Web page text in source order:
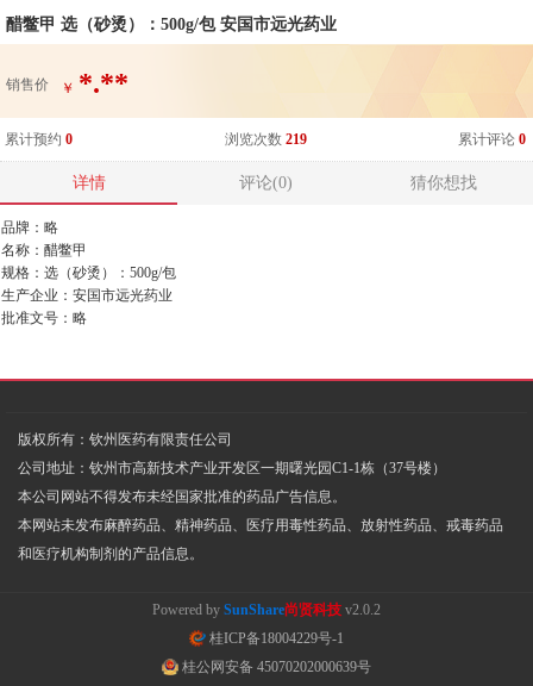
醋鳖甲 选（砂烫）：500g/包 安国市远光药业
销售价 ￥ *.**
累计预约 0 浏览次数 219 累计评论 0
详情 评论(0) 猜你想找
品牌：略
名称：醋鳖甲
规格：选（砂烫）：500g/包
生产企业：安国市远光药业
批准文号：略
版权所有：钦州医药有限责任公司
公司地址：钦州市高新技术产业开发区一期曙光园C1-1栋（37号楼）
本公司网站不得发布未经国家批准的药品广告信息。
本网站未发布麻醉药品、精神药品、医疗用毒性药品、放射性药品、戒毒药品
和医疗机构制剂的产品信息。
Powered by SunShare尚贤科技 v2.0.2
桂ICP备18004229号-1
桂公网安备 45070202000639号